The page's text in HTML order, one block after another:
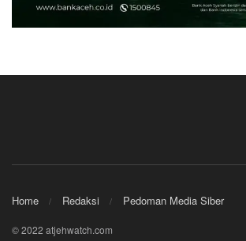
Home Redaksi Pedoman Media Siber
© 2022 atjehwatch.com